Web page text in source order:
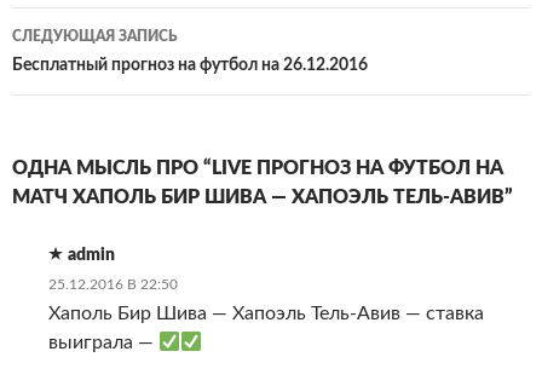
записям
СЛЕДУЮЩАЯ ЗАПИСЬ
Бесплатный прогноз на футбол на 26.12.2016
ОДНА МЫСЛЬ ПРО “LIVE ПРОГНОЗ НА ФУТБОЛ НА
МАТЧ ХАПОЛЬ БИР ШИВА — ХАПОЭЛЬ ТЕЛЬ-АВИВ”
admin
25.12.2016 В 22:50
Хаполь Бир Шива — Хапоэль Тель-Авив — ставка
выиграла —